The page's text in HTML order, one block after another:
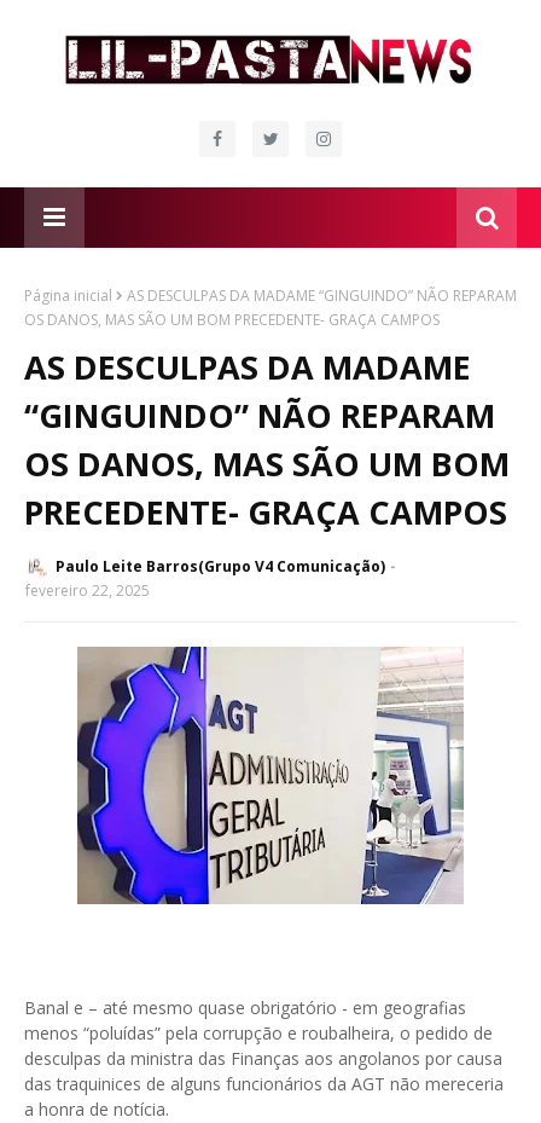
Página inicial
AS DESCULPAS DA MADAME “GINGUINDO” NÃO REPARAM
OS DANOS, MAS SÃO UM BOM PRECEDENTE- GRAÇA CAMPOS
AS DESCULPAS DA MADAME
“GINGUINDO” NÃO REPARAM
OS DANOS, MAS SÃO UM BOM
PRECEDENTE- GRAÇA CAMPOS
Paulo Leite Barros(Grupo V4 Comunicação)
fevereiro 22, 2025
Banal e – até mesmo quase obrigatório - em geografias
menos “poluídas” pela corrupção e roubalheira, o pedido de
desculpas da ministra das Finanças aos angolanos por causa
das traquinices de alguns funcionários da AGT não mereceria
a honra de notícia.